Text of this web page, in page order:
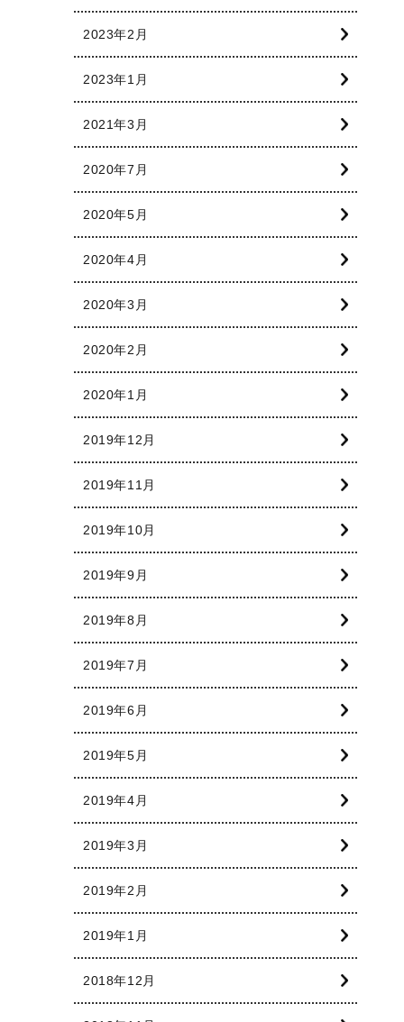
2023年2月
2023年1月
2021年3月
2020年7月
2020年5月
2020年4月
2020年3月
2020年2月
2020年1月
2019年12月
2019年11月
2019年10月
2019年9月
2019年8月
2019年7月
2019年6月
2019年5月
2019年4月
2019年3月
2019年2月
2019年1月
2018年12月